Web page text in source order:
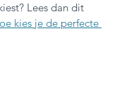
Lees dan dit
kies je de perfecte